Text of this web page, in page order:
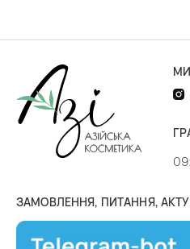
ЗАМОВЛЕННЯ, ПИТАННЯ,